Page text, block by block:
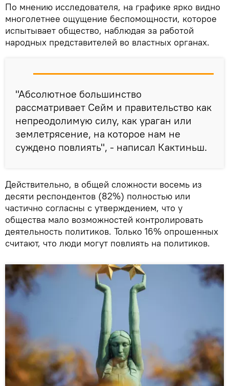
По мнению исследователя, на графике ярко видно
многолетнее ощущение беспомощности, которое
испытывает общество, наблюдая за работой
народных представителей во властных органах.
"Абсолютное большинство
рассматривает Сейм и правительство как
непреодолимую силу, как ураган или
землетрясение, на которое нам не
суждено повлиять", - написал Кактиньш.
Действительно, в общей сложности восемь из
десяти респондентов (82%) полностью или
частично согласны с утверждением, что у
общества мало возможностей контролировать
деятельность политиков. Только 16% опрошенных
считают, что люди могут повлиять на политиков.